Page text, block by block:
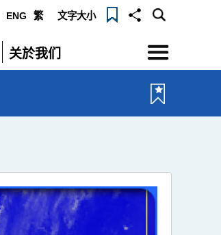
ENG 繁 文字大小
关於我们
展
选
单